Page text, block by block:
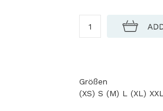
Größen
(XS) S (M) L (XL) XXL